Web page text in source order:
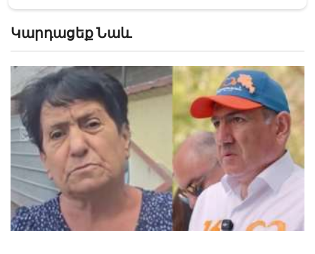
Կարդացեք Նաև
«Հիշեցի՞ք մեզ, ձեր սանիկներն ենք». աղջիկները՝
Նիկոլ Փաշինյանին